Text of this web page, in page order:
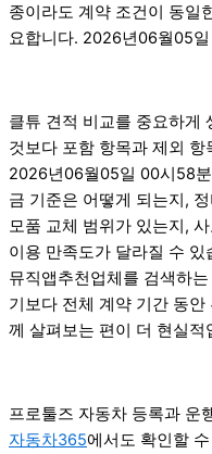
종이라도 계약 조건이 동일
요합니다. 2026년06월05
클튜 견적 비교를 중요하게
것보다 포함 항목과 제외
2026년06월05일 00시58
금 기준은 어떻게 되는지,
모품 교체 범위가 있는지,
이용 만족도가 달라질 수
뮤직앱추천업체를 검색하
기보다 전체 계약 기간 동
께 살펴보는 편이 더 현실
프로툴즈 자동차 등록과 운
자동차365에서도 확인할